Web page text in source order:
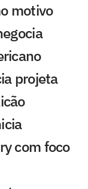
motivo
projeta
com foco